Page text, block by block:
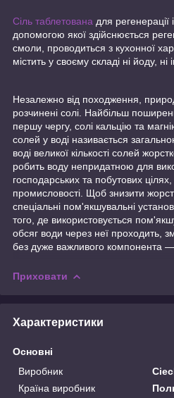
Сіль таблетована для
допомогою якої здійснюється
смоли, проводиться з кухонної
містить у своєму складі ні йоду, ні
Незалежно від походження,
розчинені солі. Найбільш
першу чергу, солі кальцію та
солей у воді називається
воді великої кількості солей
робить воду непридатною для
господарських та побутових
промисловості. Щоб знизити
спеціальні пом'якшувальні
того, де використовується
обсяг води через неї проходить,
без дуже важливого компонента —
Приховати
Характеристики
Основні
Виробник
Країна виробник